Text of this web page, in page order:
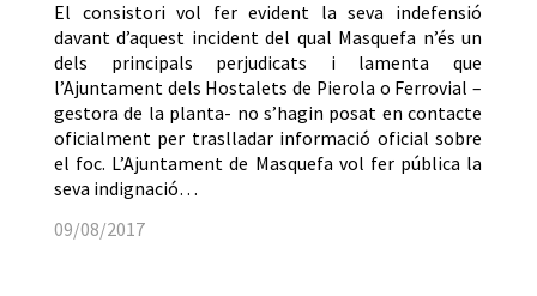
El consistori vol fer evident la seva indefensió
davant d’aquest incident del qual Masquefa n’és un
dels principals perjudicats i lamenta que
l’Ajuntament dels Hostalets de Pierola o Ferrovial –
gestora de la planta- no s’hagin posat en contacte
oficialment per traslladar informació oficial sobre
el foc. L’Ajuntament de Masquefa vol fer pública la
seva indignació…
09/08/2017